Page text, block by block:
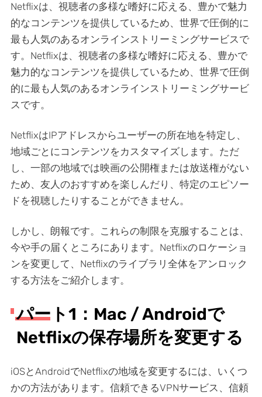
Netflixは、視聴者の多様な嗜好に応える、豊かで魅力
的なコンテンツを提供しているため、世界で圧倒的に
最も人気のあるオンラインストリーミングサービスで
す。Netflixは、視聴者の多様な嗜好に応える、豊かで
魅力的なコンテンツを提供しているため、世界で圧倒
的に最も人気のあるオンラインストリーミングサービ
スです。
NetflixはIPアドレスからユーザーの所在地を特定し、
地域ごとにコンテンツをカスタマイズします。ただ
し、一部の地域では映画の公開権または放送権がない
ため、友人のおすすめを楽しんだり、特定のエピソー
ドを視聴したりすることができません。
しかし、朗報です。これらの制限を克服することは、
今や手の届くところにあります。Netflixのロケーショ
ンを変更して、Netflixのライブラリ全体をアンロック
する方法をご紹介します。
パート1：Mac / Androidで
Netflixの保存場所を変更する
iOSとAndroidでNetflixの地域を変更するには、いくつ
かの方法があります。信頼できるVPNサービス、信頼